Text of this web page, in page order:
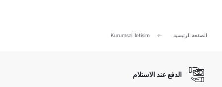
الصفحة الرئيسية Kurumsal İletişim
الدفع عند الاستلام